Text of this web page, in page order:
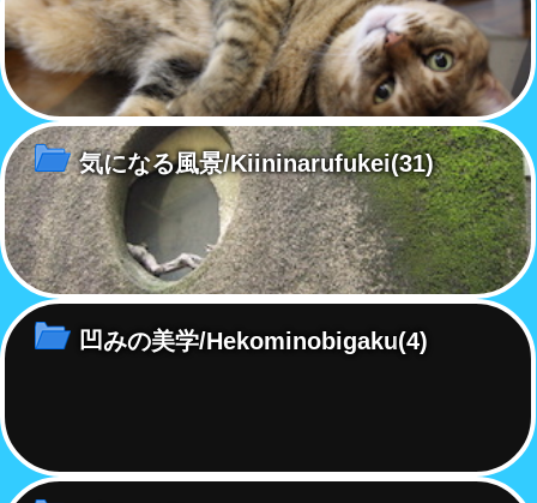
気になる風景/Kiininarufukei(31)
凹みの美学/Hekominobigaku(4)